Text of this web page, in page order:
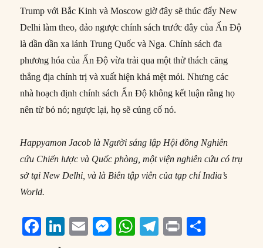
Trump với Bắc Kinh và Moscow giờ đây sẽ thúc đẩy New
Delhi làm theo, đảo ngược chính sách trước đây của Ấn Độ
là dần dần xa lánh Trung Quốc và Nga. Chính sách đa
phương hóa của Ấn Độ vừa trải qua một thử thách căng
thẳng địa chính trị và xuất hiện khá mệt mỏi. Nhưng các
nhà hoạch định chính sách Ấn Độ không kết luận rằng họ
nên từ bỏ nó; ngược lại, họ sẽ củng cố nó.
Happyamon Jacob là Người sáng lập Hội đồng Nghiên
cứu Chiến lược và Quốc phòng, một viện nghiên cứu có trụ
sở tại New Delhi, và là Biên tập viên của tạp chí India’s
World.
F
Li E
M W T
P